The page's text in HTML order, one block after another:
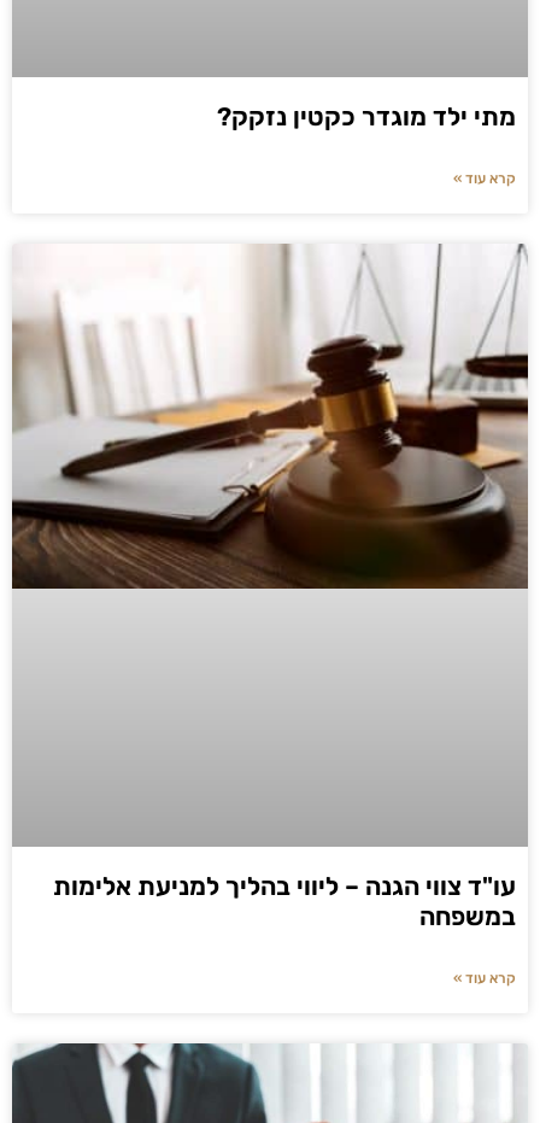
מתי ילד מוגדר כקטין נזקק?
קרא עוד »
עו"ד צווי הגנה – ליווי בהליך למניעת אלימות
במשפחה
קרא עוד »